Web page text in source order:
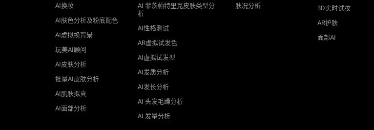
AI换妆
AI肤色分析及粉底配色
AI虚拟换背景
玩美AI顾问
AI皮肤分析
批量AI皮肤分析
AI肌肤拟真
AI面部分析
AI 菲茨帕特里克皮肤类型分
析
AI性格测试
AR虚拟试发色
AI虚拟试发型
AI发质分析
AI发长分析
AI 头发毛躁分析
AI 发量分析
肤况分析
3D实时试妆
AR护肤
面部AI